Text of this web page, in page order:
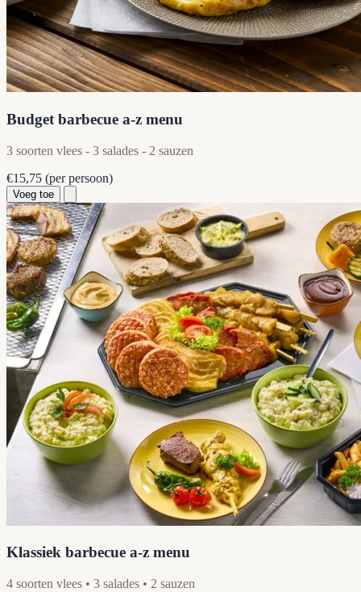
Budget barbecue a-z menu
3 soorten vlees - 3 salades - 2 sauzen
€15,75 (per persoon)
Voeg toe
Klassiek barbecue a-z menu
4 soorten vlees • 3 salades • 2 sauzen